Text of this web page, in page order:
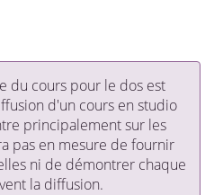
du cours pour le dos est
d'un cours en studio
principalement sur les
pas en mesure de fournir
ni de démontrer chaque
la diffusion.